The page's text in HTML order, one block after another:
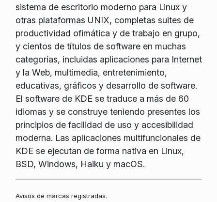
sistema de escritorio moderno para Linux y
otras plataformas UNIX, completas suites de
productividad ofimática y de trabajo en grupo,
y cientos de títulos de software en muchas
categorías, incluidas aplicaciones para Internet
y la Web, multimedia, entretenimiento,
educativas, gráficos y desarrollo de software.
El software de KDE se traduce a más de 60
idiomas y se construye teniendo presentes los
principios de facilidad de uso y accesibilidad
moderna. Las aplicaciones multifuncionales de
KDE se ejecutan de forma nativa en Linux,
BSD, Windows, Haiku y macOS.
Avisos de marcas registradas.